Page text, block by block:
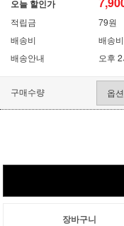
오늘 할인가
적립금
79원
배송비
배송
배송안내
오후
구매수량
장바구니